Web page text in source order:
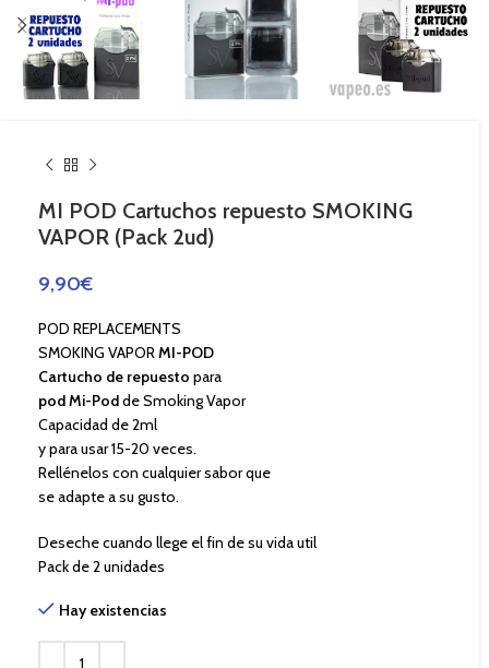
MI POD Cartuchos repuesto SMOKING
VAPOR (Pack 2ud)
9,90€
POD REPLACEMENTS
SMOKING VAPORMI-POD
Cartucho de repuesto para
pod Mi-Podde Smoking Vapor
Capacidad de 2ml
y para usar 15-20 veces.
Rellénelos con cualquier sabor que
se adapte a su gusto.
Deseche cuando llege el fin de su vida util
Pack de 2 unidades
Hay existencias